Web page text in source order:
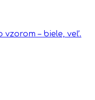
vzorom – biele, veľ.